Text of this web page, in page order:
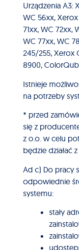
Urządzenia A3:
WC 56xx,
71xx, WC 72xx,
WC 77xx, WC
245/255, Xerox
8900,
Istnieje
na potrzeby
* przed
się z
z o.o. w celu
będzie działać
Ad c) Do pracy
odpowiednie
systemu:
stały